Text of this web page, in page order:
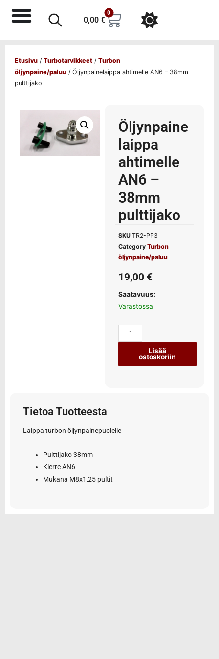
0,00 €
0
Etusivu / Turbotarvikkeet / Turbon
öljynpaine/paluu / Öljynpainelaippa ahtimelle AN6 – 38mm
pulttijako
Öljynpaine
laippa
ahtimelle
AN6 –
38mm
pulttijako
SKU TR2-PP3
Category Turbon
öljynpaine/paluu
19,00 €
Saatavuus:
Varastossa
Lisää
ostoskoriin
Tietoa Tuotteesta
Laippa turbon öljynpainepuolelle
Pulttijako 38mm
Kierre AN6
Mukana M8x1,25 pultit